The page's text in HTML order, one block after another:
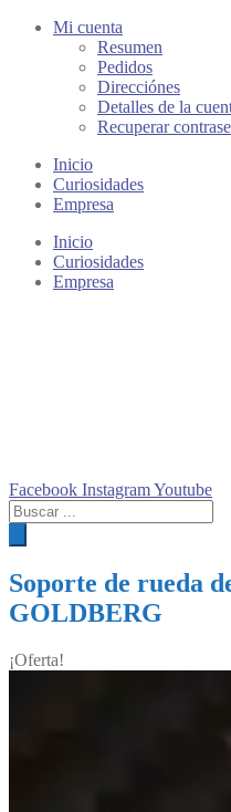
Mi cuenta
Resumen
Pedidos
Direcciónes
Detalles de la
Recuperar
Inicio
Curiosidades
Empresa
Inicio
Curiosidades
Empresa
Facebook InstagramYoutube
Búsqueda
de
productos
Soporte de rueda
GOLDBERG
¡Oferta!